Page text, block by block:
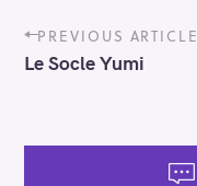
P
o
s
a
PREVIOUS ARTICLE
Le Socle Yumi